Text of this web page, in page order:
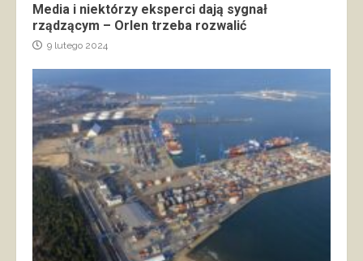
Media i niektórzy eksperci dają sygnał
rządzącym – Orlen trzeba rozwalić
9 lutego 2024